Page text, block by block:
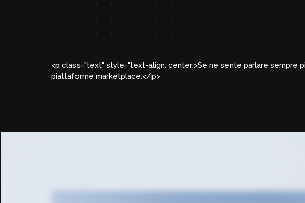
<p class="text" style="text-align: center;>Se ne sente parlare
piattaforme marketplace.</p>